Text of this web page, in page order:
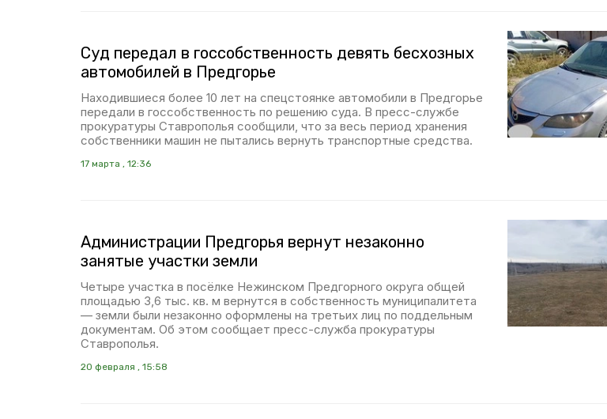
Суд передал в госсобственность девять бесхозных
автомобилей в Предгорье
Находившиеся более 10 лет на спецстоянке автомобили в Предгорье
передали в госсобственность по решению суда. В пресс-службе
прокуратуры Ставрополья сообщили, что за весь период хранения
собственники машин не пытались вернуть транспортные средства.
17 марта , 12:36
Администрации Предгорья вернут незаконно
занятые участки земли
Четыре участка в посёлке Нежинском Предгорного округа общей
площадью 3,6 тыс. кв. м вернутся в собственность муниципалитета
— земли были незаконно оформлены на третьих лиц по поддельным
документам. Об этом сообщает пресс-служба прокуратуры
Ставрополья.
20 февраля , 15:58